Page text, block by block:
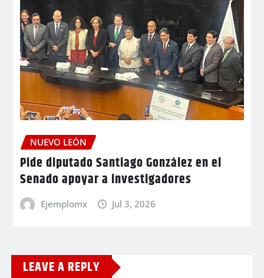
NUEVO LEÓN
Pide diputado Santiago González en el
Senado apoyar a investigadores
Ejemplomx Jul 3, 2026
LEAVE A REPLY